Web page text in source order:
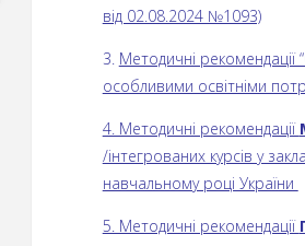
від 02.08.2024 №1093)
3. Методичні рекомендації
особливими освітніми
4. Методичні рекомендації
/інтегрованих курсів у
навчальному році України
5. Методичні рекомендації